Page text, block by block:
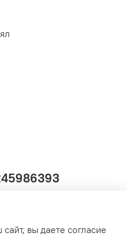
вы даете согласие